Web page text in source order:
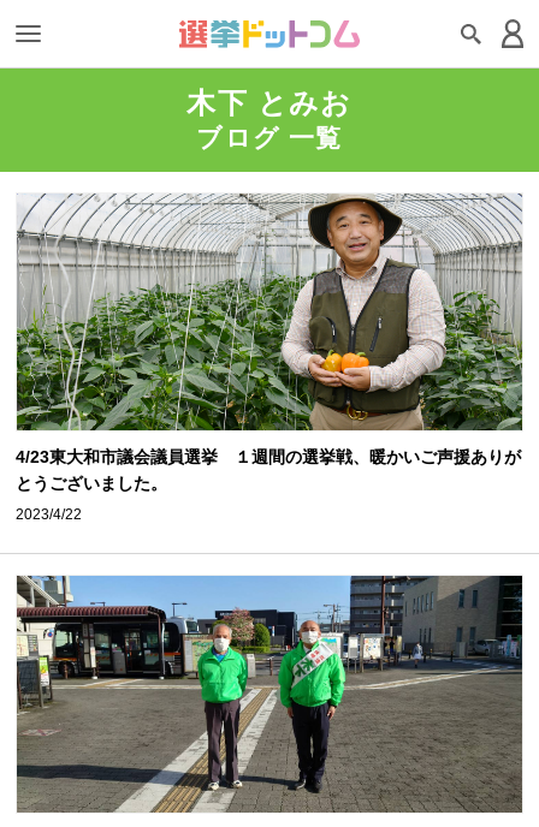
木下 とみお
ブログ 一覧
4/23東大和市議会議員選挙 １週間の選挙戦、暖かいご声援ありが
とうございました。
2023/4/22